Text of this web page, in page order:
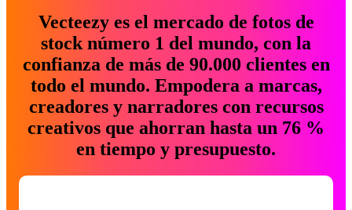
Vecteezy es el mercado de fotos de
stock número 1 del mundo, con la
confianza de más de 90.000 clientes en
todo el mundo. Empodera a marcas,
creadores y narradores con recursos
creativos que ahorran hasta un 76 %
en tiempo y presupuesto.